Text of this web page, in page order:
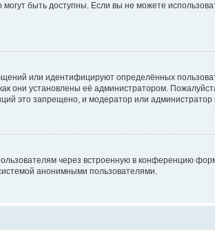
быть доступны. Если вы не можете
или идентифицируют определённых
они установлены её администратором.
это запрещено, и модератор или
через встроенную в конференцию
анонимными пользователями.